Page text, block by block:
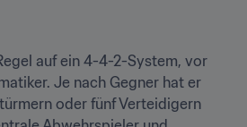
auf ein 4-4-2-System, vor
Je nach Gegner hat er
oder fünf Verteidigern